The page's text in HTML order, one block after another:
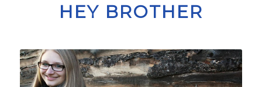
HEY BROTHER